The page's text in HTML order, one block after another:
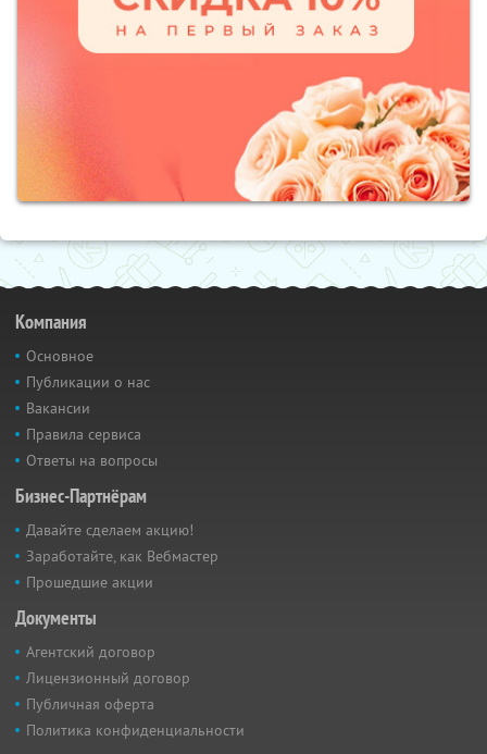
Компания
Основное
Публикации о нас
Вакансии
Правила сервиса
Ответы на вопросы
Бизнес-Партнёрам
Давайте сделаем акцию!
Заработайте, как Вебмастер
Прошедшие акции
Документы
Агентский договор
Лицензионный договор
Публичная оферта
Политика конфиденциальности